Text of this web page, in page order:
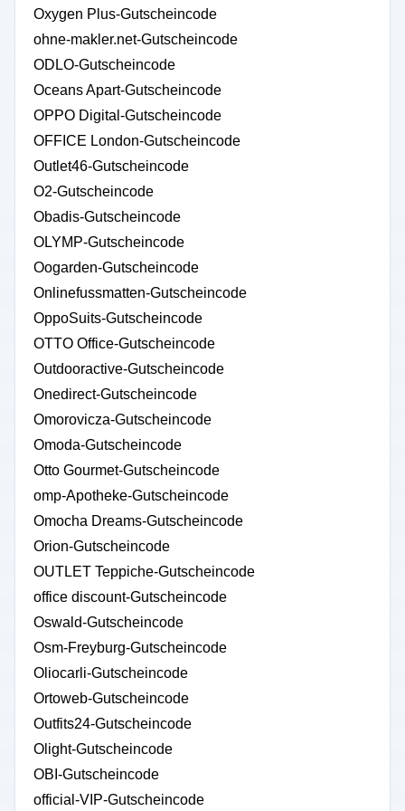
Oxygen Plus-Gutscheincode
ohne-makler.net-Gutscheincode
ODLO-Gutscheincode
Oceans Apart-Gutscheincode
OPPO Digital-Gutscheincode
OFFICE London-Gutscheincode
Outlet46-Gutscheincode
O2-Gutscheincode
Obadis-Gutscheincode
OLYMP-Gutscheincode
Oogarden-Gutscheincode
Onlinefussmatten-Gutscheincode
OppoSuits-Gutscheincode
OTTO Office-Gutscheincode
Outdooractive-Gutscheincode
Onedirect-Gutscheincode
Omorovicza-Gutscheincode
Omoda-Gutscheincode
Otto Gourmet-Gutscheincode
omp-Apotheke-Gutscheincode
Omocha Dreams-Gutscheincode
Orion-Gutscheincode
OUTLET Teppiche-Gutscheincode
office discount-Gutscheincode
Oswald-Gutscheincode
Osm-Freyburg-Gutscheincode
Oliocarli-Gutscheincode
Ortoweb-Gutscheincode
Outfits24-Gutscheincode
Olight-Gutscheincode
OBI-Gutscheincode
official-VIP-Gutscheincode